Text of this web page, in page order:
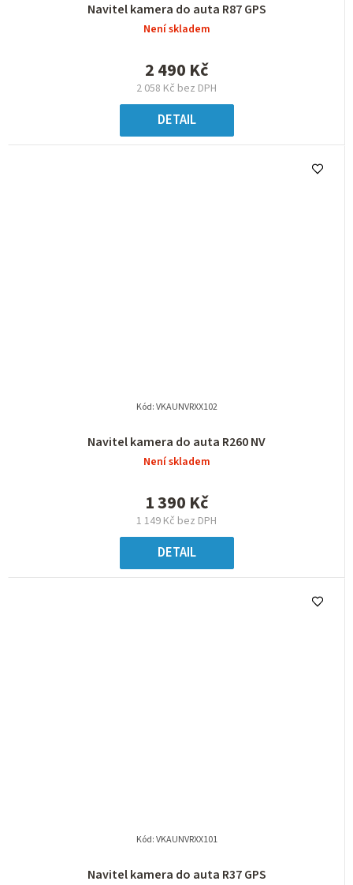
Navitel kamera do auta R87 GPS
Není skladem
2 058 Kč bez DPH
2 490 Kč
DETAIL
Navitel kamera do auta R260 NV
Není skladem
1 149 Kč bez DPH
1 390 Kč
DETAIL
Kód:VKAUNVRXX102
Navitel kamera do auta R37 GPS
Kód:VKAUNVRXX101